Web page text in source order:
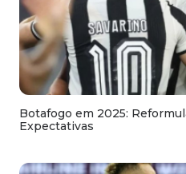
Botafogo em 2025:
Expectativas